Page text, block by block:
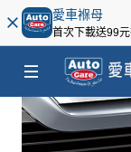
愛車褓母
首次下載送99